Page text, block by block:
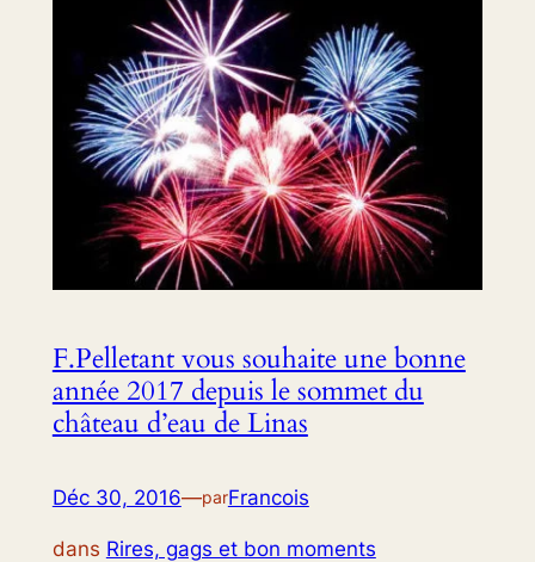
F.Pelletant vous souhaite une bonne
année 2017 depuis le sommet du
château d’eau de Linas
Déc 30, 2016—parFrancois
dans Rires, gags et bon moments